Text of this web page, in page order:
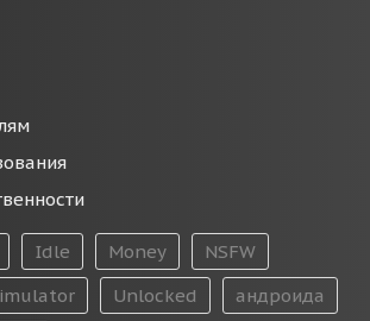
Idle Money
NSFW
Unlocked
андроида